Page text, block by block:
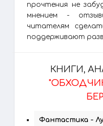
прочтения не
мнением -
читателям
поддерживают
КНИГИ,
Фантастика -